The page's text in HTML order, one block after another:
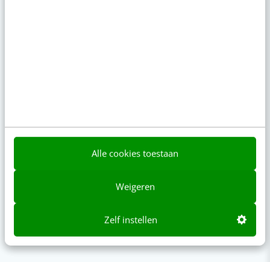
Alle cookies toestaan
Weigeren
Zelf instellen
omzet naar ijzersterke visuals
Adverteren op